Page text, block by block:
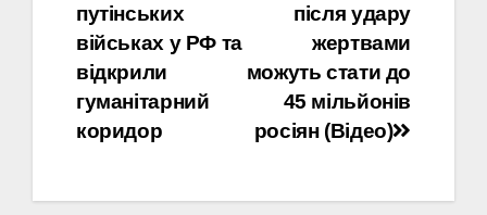
після удару
жертвами
можуть стати до
45 мільйонів
росіян (Відео)
путінських
військах у РФ та
відкрили
гуманітарний
коридор